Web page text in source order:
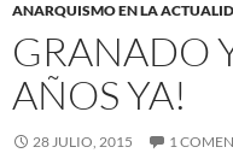
ANARQUISMO EN LA
GRANADO
AÑOS YA!
28 JULIO, 2015 1